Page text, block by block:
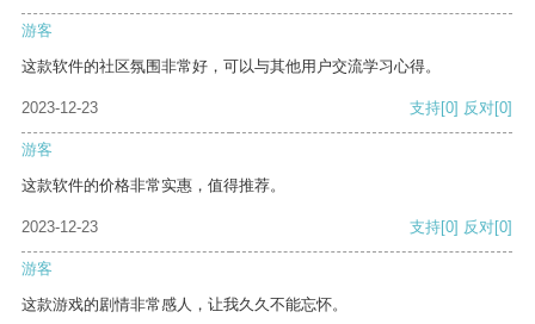
游客
这款软件的社区氛围非常好，可以与其他用户交流学习心得。
2023-12-23 支持[0] 反对[0]
游客
这款软件的价格非常实惠，值得推荐。
2023-12-23 支持[0] 反对[0]
游客
这款游戏的剧情非常感人，让我久久不能忘怀。